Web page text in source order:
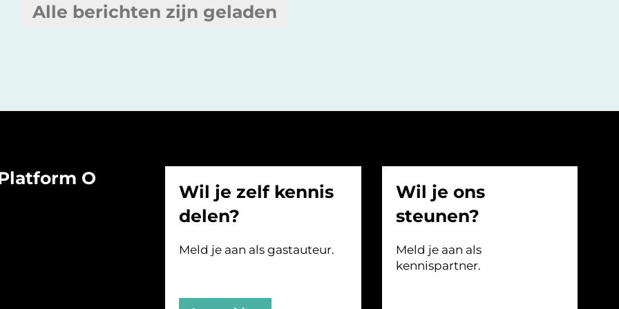
Alle berichten zijn geladen
O
Wil je zelf kennis
delen?
Meld je aan als gastauteur.
Wil je ons
steunen?
Meld je aan als
kennispartner.